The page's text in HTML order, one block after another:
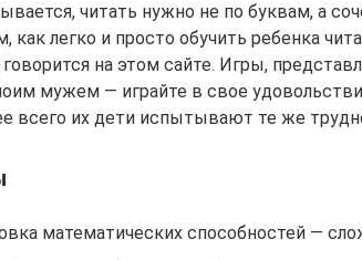
читать нужно не по буквам, а
как легко и просто обучить ребенка
на этом сайте. Игры,
мужем — играйте в свое
всего их дети испытывают те же
математических способностей —